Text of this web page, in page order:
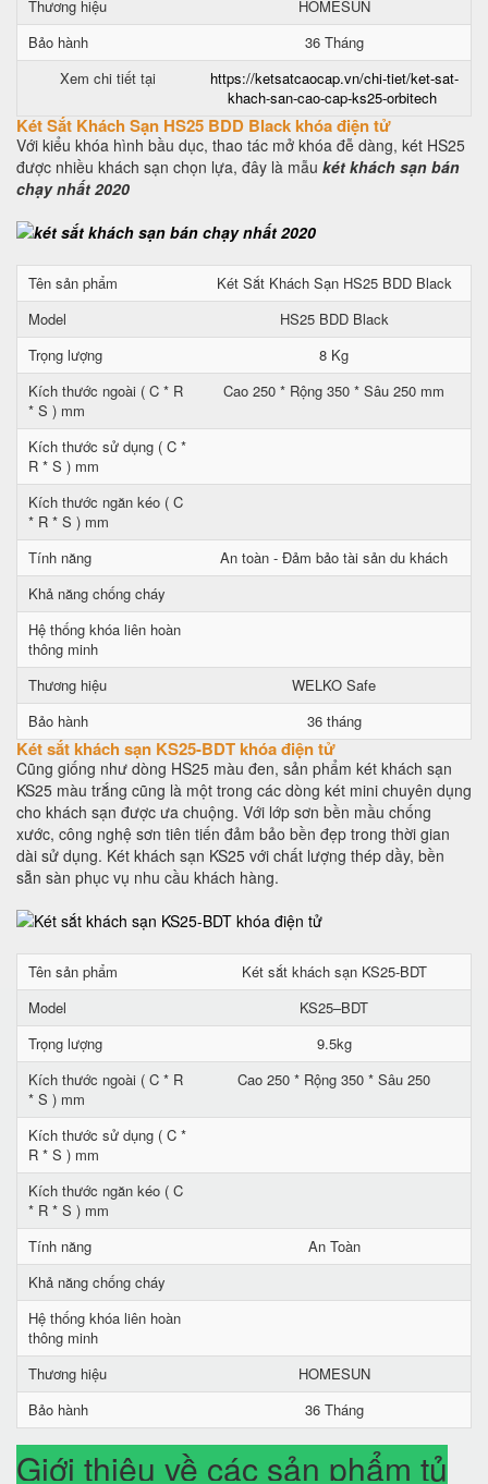
Thương hiệu
HOMESUN
Bảo hành
36 Tháng
Xem chi tiết tại
https://ketsatcaocap.vn/chi-tiet/ket-sat-
khach-san-cao-cap-ks25-orbitech
Két Sắt Khách Sạn HS25 BDD Black khóa điện tử
Với kiểu khóa hình bầu dục, thao tác mở khóa đễ dàng, két HS25
được nhiều khách sạn chọn lựa, đây là mẫu két khách sạn bán
chạy nhất 2020
Tên sản phẩm
Két Sắt Khách Sạn HS25 BDD Black
Model
HS25 BDD Black
Trọng lượng
8 Kg
Kích thước ngoài ( C * R
* S ) mm
Cao 250 * Rộng 350 * Sâu 250 mm
Kích thước sử dụng ( C *
R * S ) mm
Kích thước ngăn kéo ( C
* R * S ) mm
Tính năng
An toàn - Đảm bảo tài sản du khách
Khả năng chống cháy
Hệ thống khóa liên hoàn
thông minh
Thương hiệu
WELKO Safe
Bảo hành
36 tháng
Két sắt khách sạn KS25-BDT khóa điện tử
Cũng giống như dòng HS25 màu đen, sản phẩm két khách sạn
KS25 màu trắng cũng là một trong các dòng két mini chuyên dụng
cho khách sạn được ưa chuộng. Với lớp sơn bền mầu chống
xước, công nghệ sơn tiên tiến đảm bảo bền đẹp trong thời gian
dài sử dụng. Két khách sạn KS25 với chất lượng thép dầy, bền
sẵn sàn phục vụ nhu cầu khách hàng.
Tên sản phẩm
Két sắt khách sạn KS25-BDT
Model
KS25–BDT
Trọng lượng
9.5kg
Kích thước ngoài ( C * R
* S ) mm
Cao 250 * Rộng 350 * Sâu 250
Kích thước sử dụng ( C *
R * S ) mm
Kích thước ngăn kéo ( C
* R * S ) mm
Tính năng
An Toàn
Khả năng chống cháy
Hệ thống khóa liên hoàn
thông minh
Thương hiệu
HOMESUN
Bảo hành
36 Tháng
Giới thiệu về các sản phẩm tủ